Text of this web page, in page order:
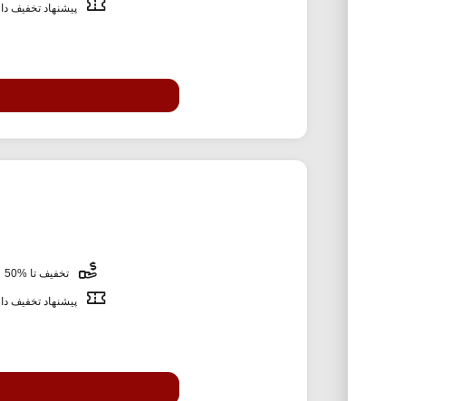
پیشنهاد تخفیف دار
تخفیف تا %50
پیشنهاد تخفیف دار